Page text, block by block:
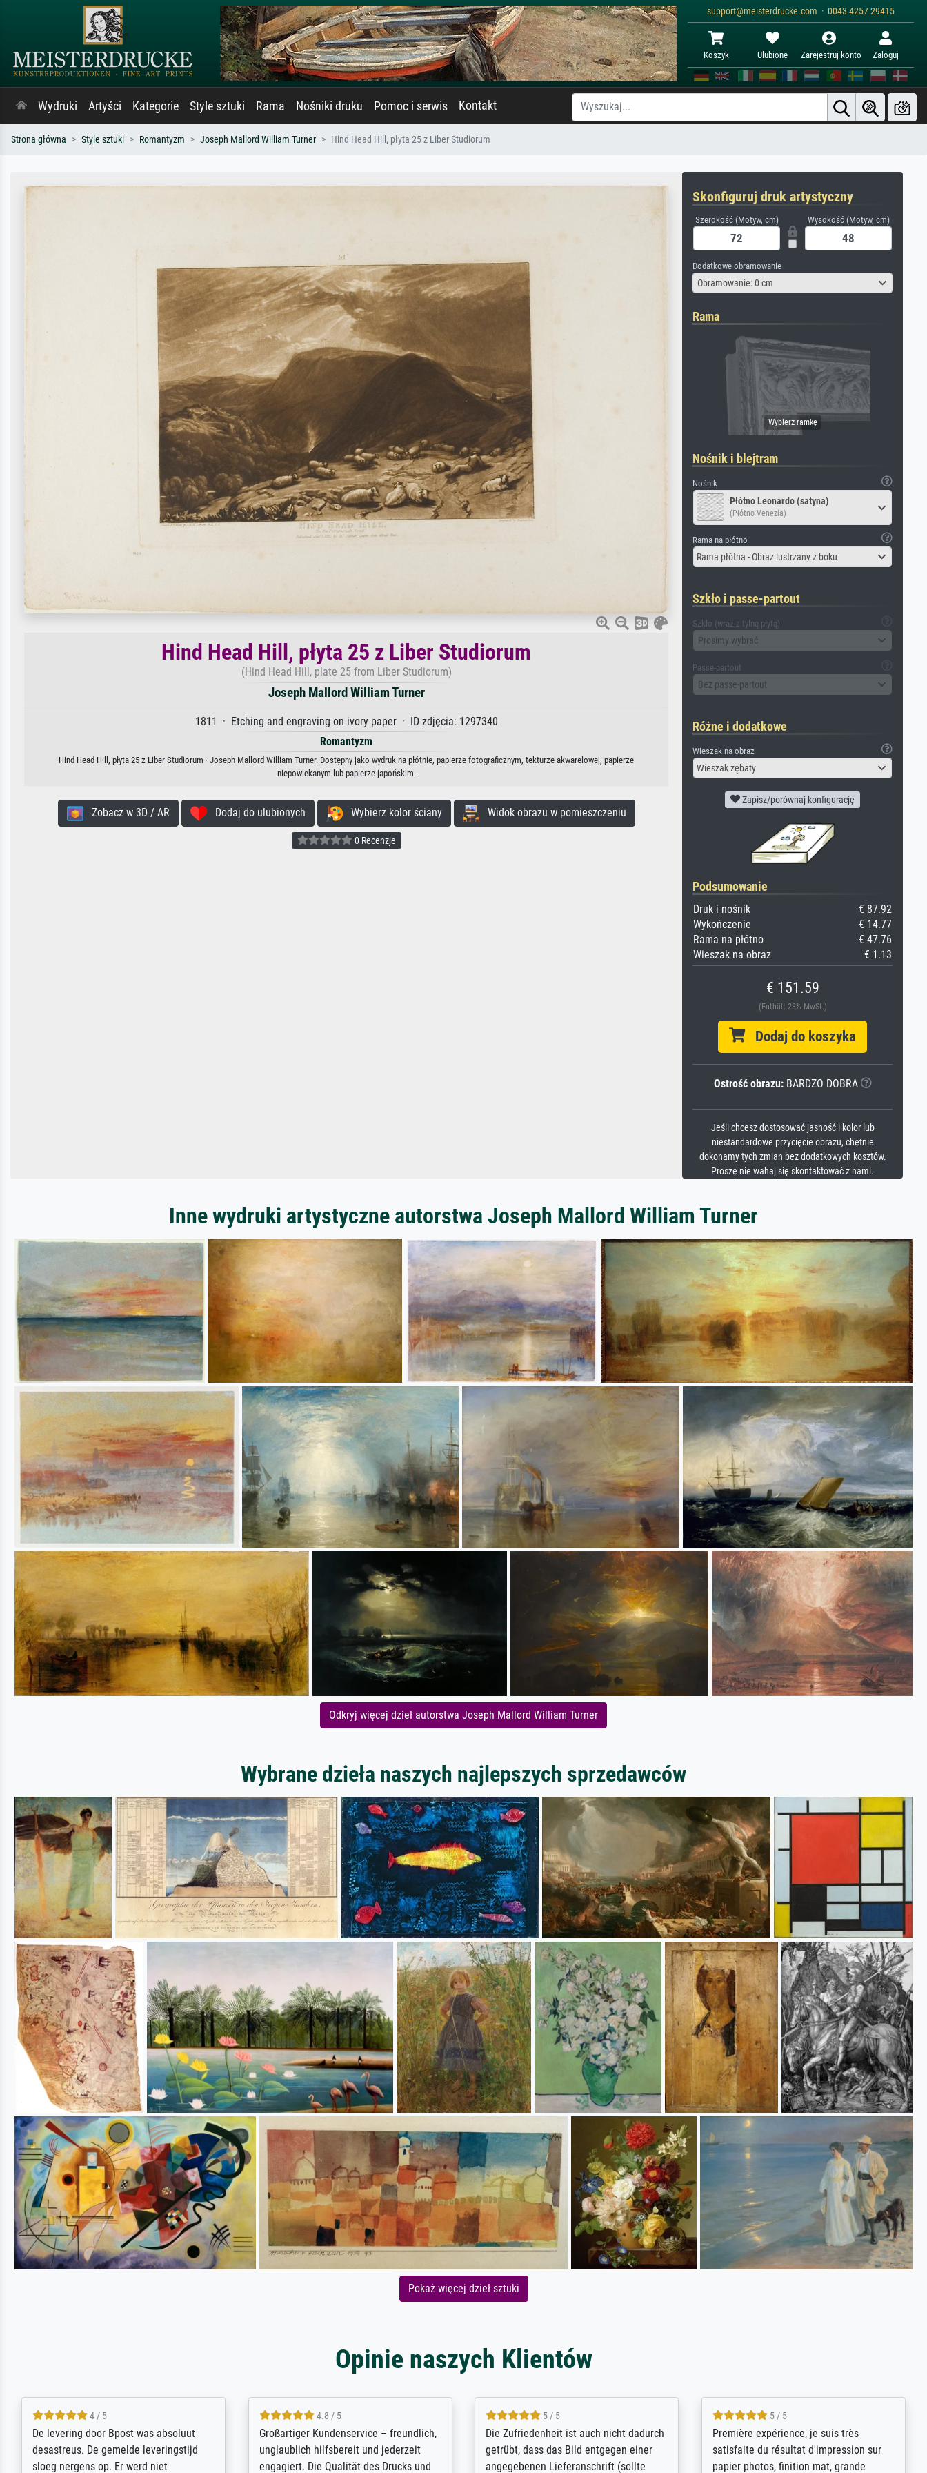
support@meisterdrucke.com · 0043 4257 29415
Koszyk Ulubione Zarejestruj konto Zaloguj
Wydruki Artyści Kategorie Style sztuki Rama Nośniki druku Pomoc i serwis Kontakt
Strona główna Style sztuki Romantyzm Joseph Mallord William Turner Hind Head Hill, płyta 25 z Liber Studiorum
Hind Head Hill, płyta 25 z Liber Studiorum
(Hind Head Hill, plate 25 from Liber Studiorum)
Joseph Mallord William Turner
1811 · Etching and engraving on ivory paper · ID zdjęcia: 1297340
Romantyzm
Hind Head Hill, płyta 25 z Liber Studiorum · Joseph Mallord William Turner. Dostępny jako wydruk na płótnie, papierze fotograficznym, tekturze akwarelowej, papierze
niepowlekanym lub papierze japońskim.
Zobacz w 3D / AR Dodaj do ulubionych Wybierz kolor ściany Widok obrazu w pomieszczeniu
0 Recenzje
Skonfiguruj druk artystyczny
Szerokość (Motyw, cm) Wysokość (Motyw, cm)
Dodatkowe obramowanie
Obramowanie: 0 cm
Rama
Nośnik i blejtram
Nośnik
Płótno Leonardo (satyna)
(Płótno Venezia)
Rama na płótno
Rama płótna - Obraz lustrzany z boku
Szkło i passe-partout
Szkło (wraz z tylną płytą)
Prosimy wybrać
Passe-partout
Bez passe-partout
Różne i dodatkowe
Wieszak na obraz
Wieszak zębaty
Zapisz/porównaj konfigurację
Podsumowanie
Druk i nośnik
€ 87.92
Wykończenie
€ 14.77
Rama na płótno
€ 47.76
Wieszak na obraz
€ 1.13
€ 151.59
(Enthält 23% MwSt.)
Dodaj do koszyka
Ostrość obrazu:BARDZO DOBRA
Jeśli chcesz dostosować jasność i kolor lub
niestandardowe przycięcie obrazu, chętnie
dokonamy tych zmian bez dodatkowych kosztów.
Proszę nie wahaj się skontaktować z nami.
Inne wydruki artystyczne autorstwa Joseph Mallord William Turner
Odkryj więcej dzieł autorstwa Joseph Mallord William Turner
Wybrane dzieła naszych najlepszych sprzedawców
Pokaż więcej dzieł sztuki
Opinie naszych Klientów
5 / 5
Sehr gute Qualität des Leinwanddrucks
und des Rahmens! Unser Bild wurde
sehr sorgfältig und sicher verpackt, so
5 / 5
Für ein Erinnerungsbuch mit der
Feldpost meines Großvaters aus dem 1.
Weltkrieg benötigte ich ein
4.8 / 5
Hervorragende Qualität. Man kann sich
vieles anpassen lassen, wie z.B.:
Randentfernung, Farbe, Helligkeit,
4.8 / 5
Qualité absolument irréprochable.
Extraordinaire diversité des thèmes
abordés et personnalisation des